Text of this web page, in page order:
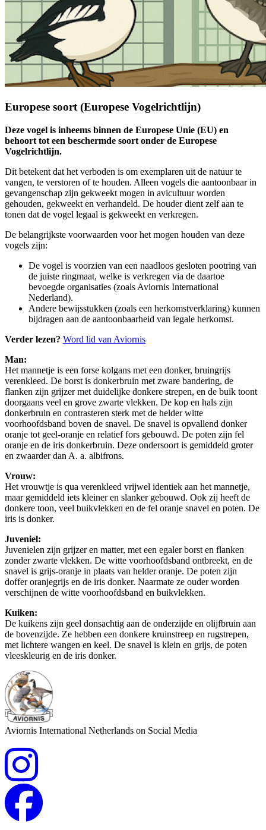
Europese soort (Europese Vogelrichtlijn)
Deze vogel is inheems binnen de Europese Unie (EU) en
behoort tot een beschermde soort onder de Europese
Vogelrichtlijn.
Dit betekent dat het verboden is om exemplaren uit de natuur te
vangen, te verstoren of te houden. Alleen vogels die aantoonbaar in
gevangenschap zijn gekweekt mogen in avicultuur worden
gehouden, gekweekt en verhandeld. De houder dient zelf aan te
tonen dat de vogel legaal is gekweekt en verkregen.
De belangrijkste voorwaarden voor het mogen houden van deze
vogels zijn:
De vogel is voorzien van een naadloos gesloten pootring van
de juiste ringmaat, welke is verkregen via de daartoe
bevoegde organisaties (zoals Aviornis International
Nederland).
Andere bewijsstukken (zoals een herkomstverklaring) kunnen
bijdragen aan de aantoonbaarheid van legale herkomst.
Verder lezen? Word lid van Aviornis
Man:
Het mannetje is een forse kolgans met een donker, bruingrijs
verenkleed. De borst is donkerbruin met zware bandering, de
flanken zijn grijzer met duidelijke donkere strepen, en de buik toont
doorgaans veel en grove zwarte vlekken. De kop en hals zijn
donkerbruin en contrasteren sterk met de helder witte
voorhoofdsband boven de snavel. De snavel is opvallend donker
oranje tot geel-oranje en relatief fors gebouwd. De poten zijn fel
oranje en de iris donkerbruin. Deze ondersoort is gemiddeld groter
en zwaarder dan A. a. albifrons.
Vrouw:
Het vrouwtje is qua verenkleed vrijwel identiek aan het mannetje,
maar gemiddeld iets kleiner en slanker gebouwd. Ook zij heeft de
donkere toon, veel buikvlekken en de fel oranje snavel en poten. De
iris is donker.
Juveniel:
Juvenielen zijn grijzer en matter, met een egaler borst en flanken
zonder zwarte vlekken. De witte voorhoofdsband ontbreekt, en de
snavel is grijs-oranje in plaats van helder oranje. De poten zijn
doffer oranjegrijs en de iris donker. Naarmate ze ouder worden
verschijnen de witte voorhoofdsband en buikvlekken.
Kuiken:
De kuikens zijn geel donsachtig aan de onderzijde en olijfbruin aan
de bovenzijde. Ze hebben een donkere kruinstreep en rugstrepen,
met lichtere wangen en keel. De snavel is klein en grijs, de poten
vleeskleurig en de iris donker.
Aviornis International Netherlands on Social Media